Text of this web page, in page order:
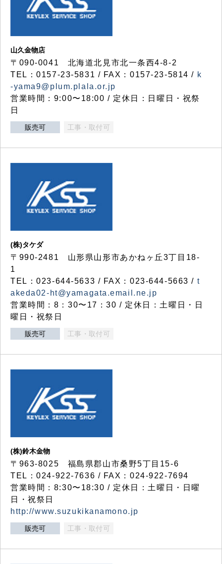
山久金物店
〒090-0041 北海道北見市北一条西4-8-2
TEL：0157-23-5831 / FAX：0157-23-5814 / k
-yama9@plum.plala.or.jp
営業時間：9:00〜18:00 / 定休日：日曜日・祝祭
日
販売可 工事・取付可
(株)タケダ
〒990-2481 山形県山形市あかねヶ丘3丁目18-
1
TEL：023-644-5633 / FAX：023-644-5663 / t
akeda02-ht@yamagata.email.ne.jp
営業時間：8：30〜17：30 / 定休日：土曜日・日
曜日・祝祭日
販売可 工事・取付可
(株)鈴木金物
〒963-8025 福島県郡山市桑野5丁目15-6
TEL：024-922-7636 / FAX：024-922-7694
営業時間：8:30〜18:30 / 定休日：土曜日・日曜
日・祝祭日
http://www.suzukikanamono.jp
販売可 工事・取付可